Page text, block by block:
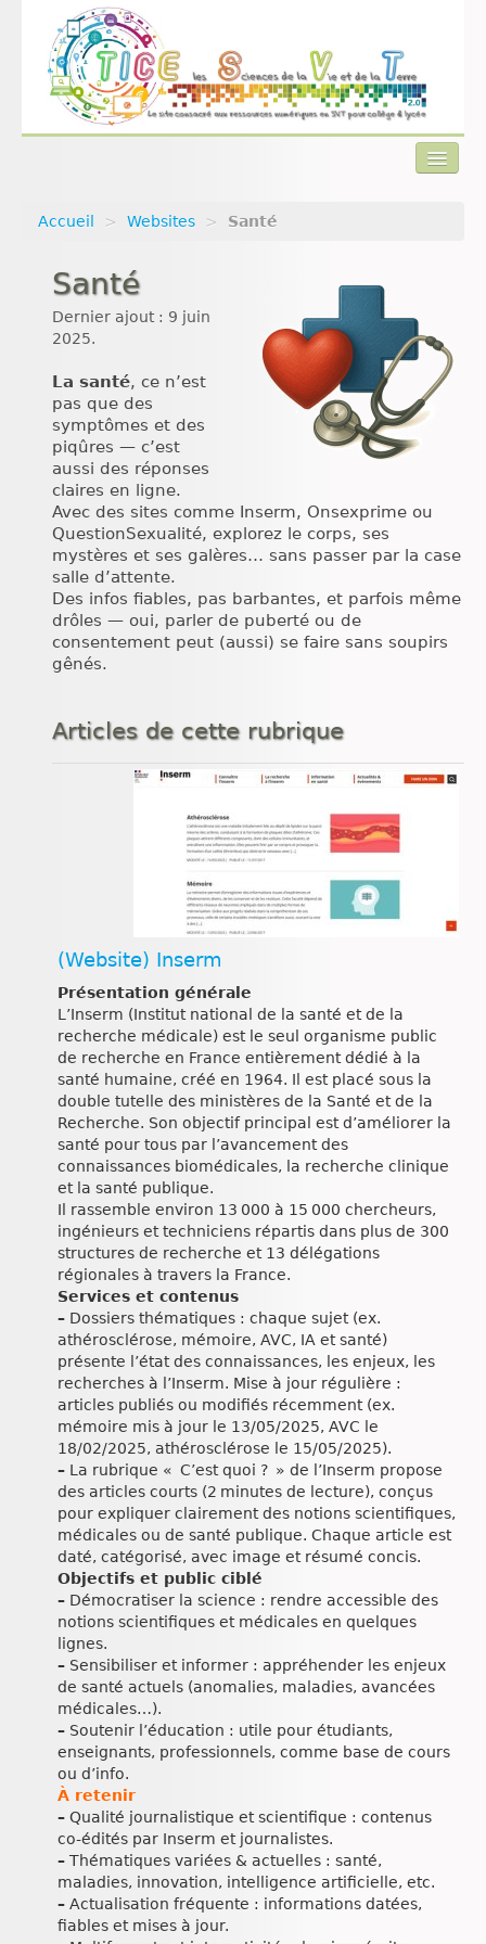
Plan du site
Qui sommes-nous ?
Contact
Accueil > Websites > Santé
Santé
Dernier ajout : 9 juin
2025.
La santé, ce n’est
pas que des
symptômes et des
piqûres — c’est
aussi des réponses
claires en ligne.
Avec des sites comme Inserm, Onsexprime ou
QuestionSexualité, explorez le corps, ses
mystères et ses galères… sans passer par la case
salle d’attente.
Des infos fiables, pas barbantes, et parfois même
drôles — oui, parler de puberté ou de
consentement peut (aussi) se faire sans soupirs
gênés.
Articles de cette rubrique
(Website) Inserm
Présentation générale
L’Inserm (Institut national de la santé et de la
recherche médicale) est le seul organisme public
de recherche en France entièrement dédié à la
santé humaine, créé en 1964. Il est placé sous la
double tutelle des ministères de la Santé et de la
Recherche. Son objectif principal est d’améliorer la
santé pour tous par l’avancement des
connaissances biomédicales, la recherche clinique
et la santé publique.
Il rassemble environ 13 000 à 15 000 chercheurs,
ingénieurs et techniciens répartis dans plus de 300
structures de recherche et 13 délégations
régionales à travers la France.
Services et contenus
– Dossiers thématiques : chaque sujet (ex.
athérosclérose, mémoire, AVC, IA et santé)
présente l’état des connaissances, les enjeux, les
recherches à l’Inserm. Mise à jour régulière :
articles publiés ou modifiés récemment (ex.
mémoire mis à jour le 13/05/2025, AVC le
18/02/2025, athérosclérose le 15/05/2025).
– La rubrique « C’est quoi ? » de l’Inserm propose
des articles courts (2 minutes de lecture), conçus
pour expliquer clairement des notions scientifiques,
médicales ou de santé publique. Chaque article est
daté, catégorisé, avec image et résumé concis.
Objectifs et public ciblé
– Démocratiser la science : rendre accessible des
notions scientifiques et médicales en quelques
lignes.
– Sensibiliser et informer : appréhender les enjeux
de santé actuels (anomalies, maladies, avancées
médicales…).
– Soutenir l’éducation : utile pour étudiants,
enseignants, professionnels, comme base de cours
ou d’info.
À retenir
– Qualité journalistique et scientifique : contenus
co‑édités par Inserm et journalistes.
– Thématiques variées & actuelles : santé,
maladies, innovation, intelligence artificielle, etc.
– Actualisation fréquente : informations datées,
fiables et mises à jour.